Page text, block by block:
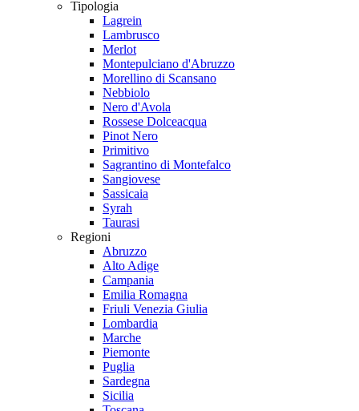
Tipologia
Lagrein
Lambrusco
Merlot
Montepulciano d'Abruzzo
Morellino di Scansano
Nebbiolo
Nero d'Avola
Rossese Dolceacqua
Pinot Nero
Primitivo
Sagrantino di Montefalco
Sangiovese
Sassicaia
Syrah
Taurasi
Regioni
Abruzzo
Alto Adige
Campania
Emilia Romagna
Friuli Venezia Giulia
Lombardia
Marche
Piemonte
Puglia
Sardegna
Sicilia